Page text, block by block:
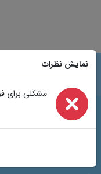
نمایش نظرات
مشکلی برای